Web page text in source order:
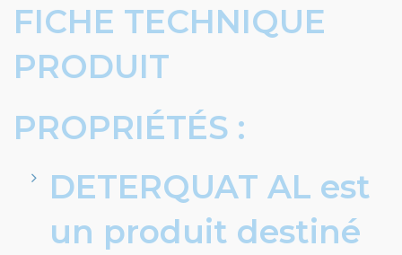
FICHE TECHNIQUE
PRODUIT
PROPRIÉTÉS :
DETERQUAT AL est
un produit destiné